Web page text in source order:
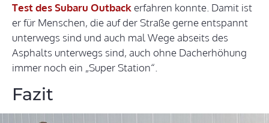
Test des Subaru Outbackerfahren konnte. Damit ist
er für Menschen, die auf der Straße gerne entspannt
unterwegs sind und auch mal Wege abseits des
Asphalts unterwegs sind, auch ohne Dacherhöhung
immer noch ein „Super Station“.
Fazit